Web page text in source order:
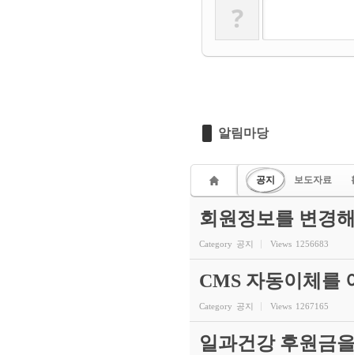
?
알림마당
공지 보도자료
회원정보를 변경
Category 공지 Views 1256683
CMS 자동이체를
Category 공지 Views 1267165
일과건강 후원금